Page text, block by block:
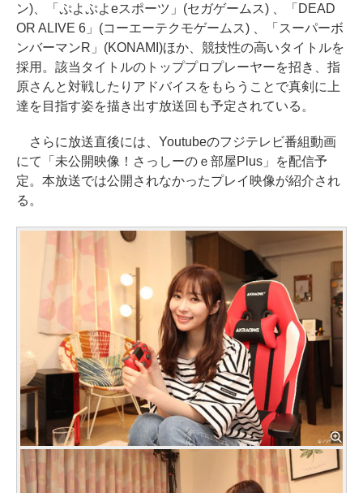
ン)、「ぷよぷよeスポーツ」(セガゲームス) 、「DEAD
OR ALIVE 6」(コーエーテクモゲームス) 、「スーパーボ
ンバーマンR」(KONAMI)ほか、競技性の高いタイトルを
採用。該当タイトルのトッププロプレーヤーを招き、指
原さんと対戦したりアドバイスをもらうことで真剣に上
達を目指す姿を描き出す放送回も予定されている。
さらに放送直後には、Youtubeのフジテレビ番組動画
にて「未公開映像！さっしーのｅ部屋Plus」を配信予
定。本放送では公開されなかったプレイ映像が紹介され
る。